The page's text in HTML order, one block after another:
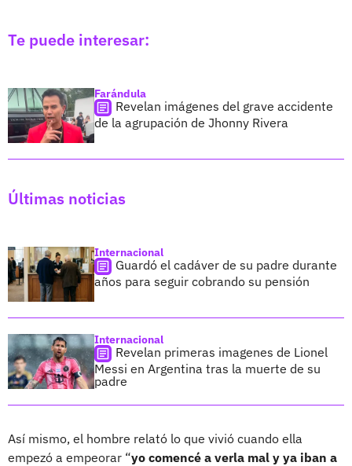
Te puede interesar:
Farándula
Revelan imágenes del grave accidente
de la agrupación de Jhonny Rivera
Últimas noticias
Internacional
Guardó el cadáver de su padre durante
años para seguir cobrando su pensión
Internacional
Revelan primeras imagenes de Lionel
Messi en Argentina tras la muerte de su
padre
Así mismo, el hombre relató lo que vivió cuando ella
empezó a empeorar “yo comencé a verla mal y ya iban a